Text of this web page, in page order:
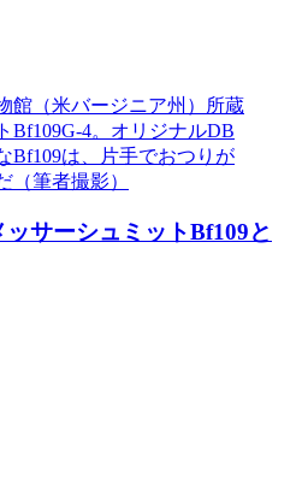
サーシュミットBf109と